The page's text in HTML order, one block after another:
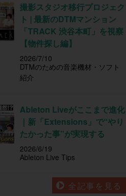
撮影スタジオ移行プロジェク
ト | 最新のDTMマンション
「TRACK 渋谷本町」を視察
【物件探し編】
2026/7/10
DTMのための音楽機材・ソフト
紹介
Ableton Liveがここまで進化
｜新「Extensions」で“やり
たかった事”が実現する
2026/6/19
Ableton Live Tips
全記事を見る